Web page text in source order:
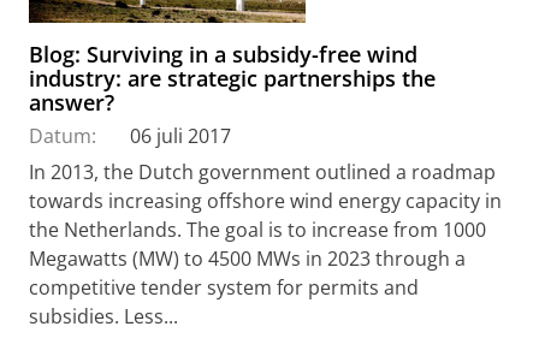
Blog: Surviving in a subsidy-free wind
industry: are strategic partnerships the
answer?
Datum:
06 juli 2017
In 2013, the Dutch government outlined a roadmap
towards increasing offshore wind energy capacity in
the Netherlands. The goal is to increase from 1000
Megawatts (MW) to 4500 MWs in 2023 through a
competitive tender system for permits and
subsidies. Less...